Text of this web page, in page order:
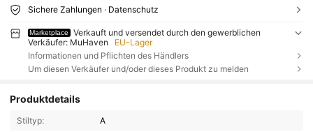
Sichere Zahlungen · Datenschutz
Marketplace
Verkauft und versendet durch den gewerblichen
Verkäufer: MuHaven
EU-Lager
Informationen und Pflichten des Händlers
Um diesen Verkäufer und/oder dieses Produkt zu melden
Produktdetails
Stiltyp: A